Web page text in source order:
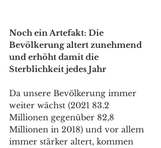
Noch ein Artefakt: Die
Bevölkerung altert zunehmend
und erhöht damit die
Sterblichkeit jedes Jahr
Da unsere Bevölkerung immer
weiter wächst (2021 83.2
Millionen gegenüber 82,8
Millionen in 2018) und vor allem
immer stärker altert, kommen